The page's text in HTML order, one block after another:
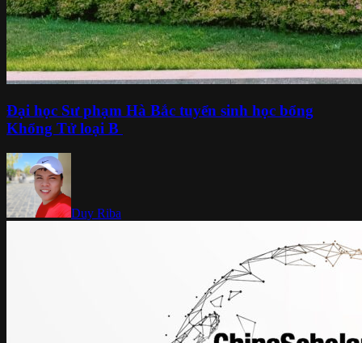
Đại học Sư phạm Hà Bắc tuyển sinh học bổng
Khổng Tử loại B ​
Duy Riba